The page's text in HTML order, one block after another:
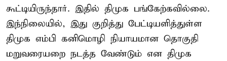
கூட்டியிருந்தார். இதில் திமுக பங்கேற்கவில்லை.
இந்நிலையில், இது குறித்து பேட்டியளித்துள்ள
திமுக எம்பி கனிமொழி நியாயமான தொகுதி
மறுவரையறை நடத்த வேண்டும் என திமுக